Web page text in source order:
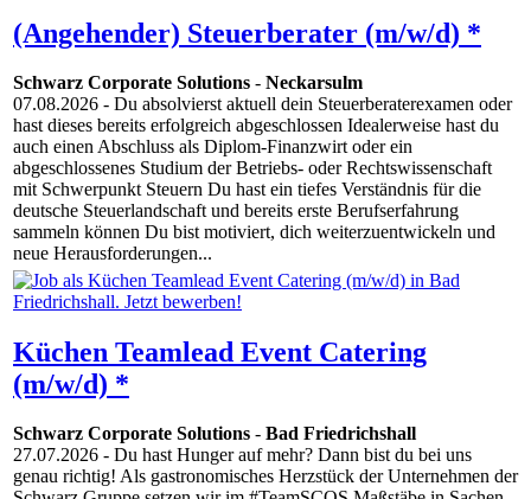
(Angehender) Steuerberater (m/w/d) *
Schwarz Corporate Solutions - Neckarsulm
07.08.2026 - Du absolvierst aktuell dein Steuerberaterexamen oder
hast dieses bereits erfolgreich abgeschlossen Idealerweise hast du
auch einen Abschluss als Diplom-Finanzwirt oder ein
abgeschlossenes Studium der Betriebs- oder Rechtswissenschaft
mit Schwerpunkt Steuern Du hast ein tiefes Verständnis für die
deutsche Steuerlandschaft und bereits erste Berufserfahrung
sammeln können Du bist motiviert, dich weiterzuentwickeln und
neue Herausforderungen...
Küchen Teamlead Event Catering
(m/w/d) *
Schwarz Corporate Solutions - Bad Friedrichshall
27.07.2026 - Du hast Hunger auf mehr? Dann bist du bei uns
genau richtig! Als gastronomisches Herzstück der Unternehmen der